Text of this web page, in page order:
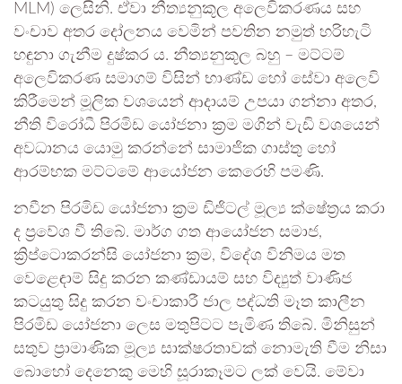
MLM) ලෙසිනි. ඒවා නීත්‍යනුකූල අලෙවිකරණය සහ
වංචාව අතර දෝලනය වෙමින් පවතින නමුත් හරිහැටි
හඳුනා ගැනීම දුෂ්කර ය. නීත්‍යනුකූල බහු – මට්ටම්
අලෙවිකරණ සමාගම් විසින් භාණ්ඩ හෝ සේවා අලෙවි
කිරීමෙන් මූලික වශයෙන් ආදායම් උපයා ගන්නා අතර,
නීති විරෝධී පිරමිඩ යෝජනා ක්‍රම මගින් වැඩි වශයෙන්
අවධානය යොමු කරන්නේ සාමාජික ගාස්තු හෝ
ආරම්භක මට්ටමේ ආයෝජන කෙරෙහි පමණි.
නවීන පිරමිඩ යෝජනා ක්‍රම ඩිජිටල් මූල්‍ය ක්ෂේත්‍රය කරා
ද ප්‍රවේශ වී තිබේ. මාර්ග ගත ආයෝජන සමාජ,
ක්‍රිප්ටොකරන්සි යෝජනා ක්‍රම, විදේශ විනිමය මත
වෙළෙඳාම් සිදු කරන කණ්ඩායම් සහ විද්‍යුත් වාණිජ
කටයුතු සිදු කරන වංචාකාරී ජාල පද්ධති මෑත කාලීන
පිරමිඩ යෝජනා ලෙස මතුපිටට පැමිණ තිබේ. මිනිසුන්
සතුව ප්‍රාමාණික මූල්‍ය සාක්ෂරතාවක් නොමැති වීම නිසා
බොහෝ දෙනෙකු මෙහි සූරාකෑමට ලක් වෙයි. මේවා